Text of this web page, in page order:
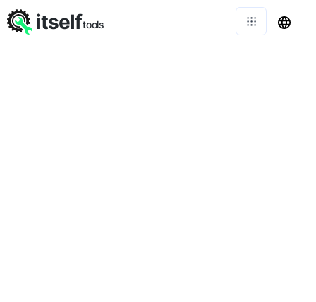
itselftools